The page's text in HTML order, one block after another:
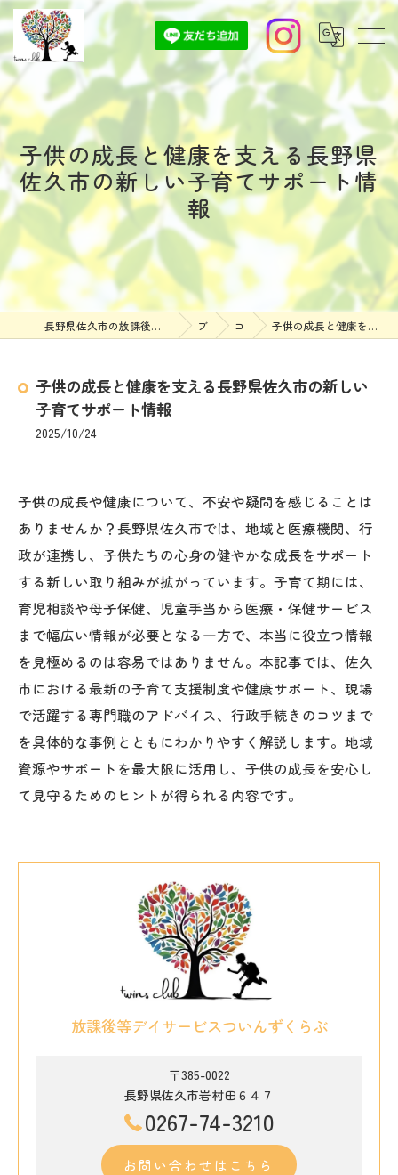
子供の成長と健康を支える長野県
佐久市の新しい子育てサポート情
報
長野県佐久市の放課後等デイサービスなら放課後等デイサービスついんずくらぶ ブログ コラム 子供の成長と健康を支える長野県佐久市の新しい子育てサポート情報
子供の成長と健康を支える長野県佐久市の新しい
子育てサポート情報
2025/10/24
子供の成長や健康について、不安や疑問を感じることは
ありませんか？長野県佐久市では、地域と医療機関、行
政が連携し、子供たちの心身の健やかな成長をサポート
する新しい取り組みが拡がっています。子育て期には、
育児相談や母子保健、児童手当から医療・保健サービス
まで幅広い情報が必要となる一方で、本当に役立つ情報
を見極めるのは容易ではありません。本記事では、佐久
市における最新の子育て支援制度や健康サポート、現場
で活躍する専門職のアドバイス、行政手続きのコツまで
を具体的な事例とともにわかりやすく解説します。地域
資源やサポートを最大限に活用し、子供の成長を安心し
て見守るためのヒントが得られる内容です。
放課後等デイサービスついんずくらぶ
〒385-0022
長野県佐久市岩村田６４７
0267-74-3210
お問い合わせはこちら